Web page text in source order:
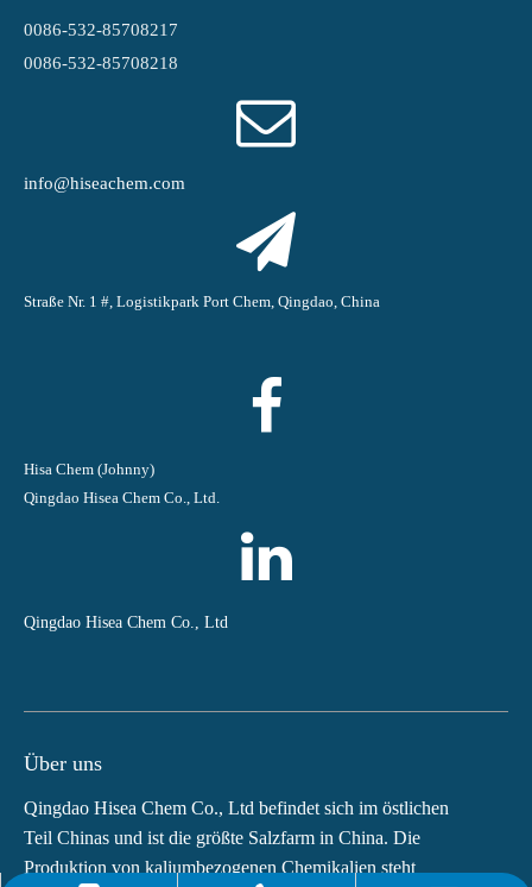
0086-532-85708217
0086-532-85708218
info@hiseachem.com
Straße Nr. 1 #, Logistikpark Port Chem, Qingdao, China
Hisa Chem (Johnny)
Qingdao Hisea Chem Co., Ltd.
Qingdao Hisea Chem Co., Ltd
Über uns
Qingdao Hisea Chem Co., Ltd befindet sich im östlichen
Teil Chinas und ist die größte Salzfarm in China. Die
Produktion von kaliumbezogenen Chemikalien steht